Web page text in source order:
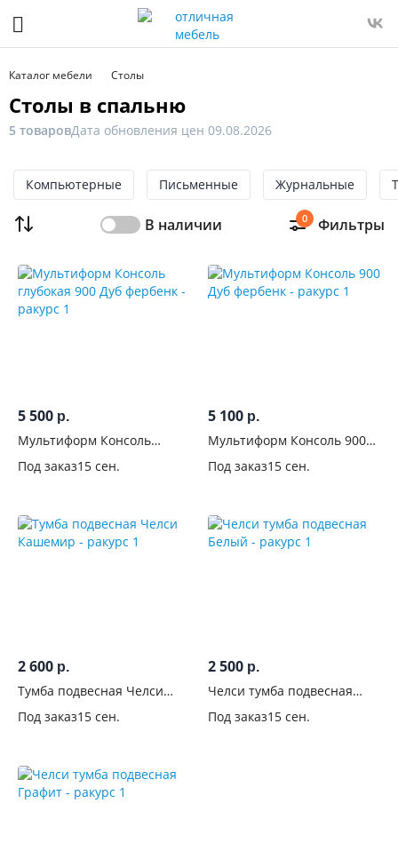
Каталог мебели Столы
Столы в спальню
5 товаровДата обновления цен 09.08.2026
Компьютерные Письменные Журнальные
В наличии Фильтры
0
5 500 р.
Мультиформ Консоль
Под заказ15 сен.
5 100 р.
Мультиформ Консоль 900
Под заказ15 сен.
2 600 р.
Тумба подвесная Челси
Под заказ15 сен.
2 500 р.
Челси тумба подвесная
Под заказ15 сен.
Фильтр
Только
наличии
От До
Распродажа
мебели